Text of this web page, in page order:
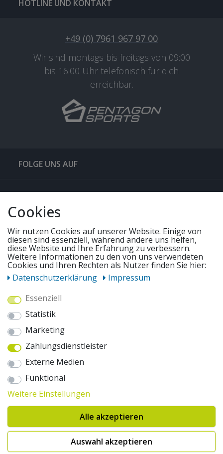
HOTLINE UND KONTAKT
+49 (0) 7961 967 97 00
Wir sind montags bis freitags von 09:00
bis 16:00 Uhr telefonisch für dich
erreichbar.
FOLGE UNS AUF
QUICKLINKS & TIPPS
UNSERE ANGEBOTE
WIR VERSENDEN MIT
AUSZEICHNUNGEN & SICHERHEIT
© 2026 pentagonsports.de
Pentagon Sports GmbH & Co. KG
Daten­schutz­erklärung
Hinweise zur Batterieentsorgung
Cookie-Einstellungen ändern
Erklärung zur Barrierefreiheit
* Alle Preise inkl. gesetzlicher Mehrwertsteuer zuzüglich Versandkosten. Die
durchgestrichenen Preise entsprechen der UVP des Herstellers. 1nur bei
Hinweis:("Innerhalb von 24h versandfertig" oder "Sofort verfügbar") |
Cookies
Wir nutzen Cookies auf unserer Website. Einige von
diesen sind essenziell, während andere uns helfen,
diese Website und Ihre Erfahrung zu verbessern.
Weitere Informationen zu den von uns verwendeten
Cookies und Ihren Rechten als Nutzer finden Sie hier:
Daten­schutz­erklärung
Impressum
Essenziell
Statistik
Marketing
Zahlungsdienstleister
Externe Medien
Funktional
Weitere Einstellungen
Alle akzeptieren
Auswahl akzeptieren